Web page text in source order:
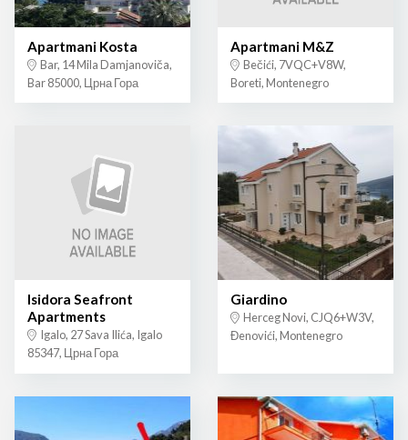
Apartmani Kosta
Bar, 14 Mila Damjanoviča,
Bar 85000, Црна Гора
Apartmani M&Z
Bečići, 7VQC+V8W,
Boreti, Montenegro
Isidora Seafront
Apartments
Igalo, 27 Sava Ilića, Igalo
85347, Црна Гора
Giardino
Herceg Novi, CJQ6+W3V,
Đenovići, Montenegro